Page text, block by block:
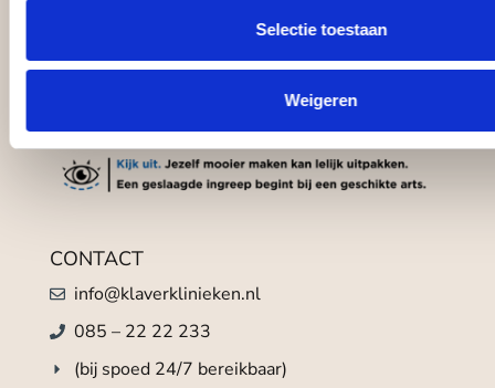
Selectie toestaan
Weigeren
Aandacht maakt alles mooier. Bij Klaver klinieken
ben je verzekerd van de beste zorg.
CONTACT
info@klaverklinieken.nl
085 – 22 22 233
(bij spoed 24/7 bereikbaar)